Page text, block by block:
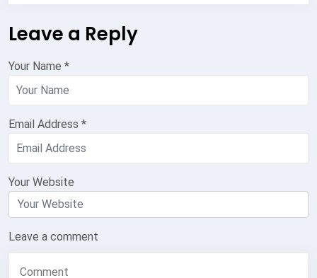
Leave a Reply
Your Name *
Email Address *
Your Website
Leave a comment